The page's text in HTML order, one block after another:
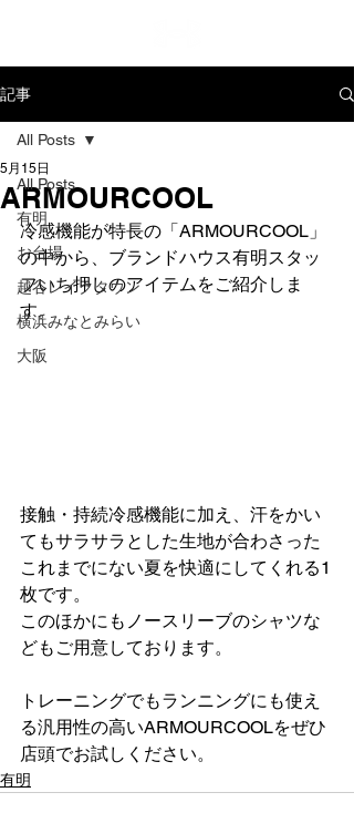
記事
All Posts
有明
お台場
越谷レイクタウン
横浜みなとみらい
大阪
All Posts
ARMOURCOOL
5月15日
冷感機能が特長の「ARMOURCOOL」
の中から、ブランドハウス有明スタッ
フいち押しのアイテムをご紹介しま
す。
接触・持続冷感機能に加え、汗をかい
てもサラサラとした生地が合わさった
これまでにない夏を快適にしてくれる1
枚です。
このほかにもノースリーブのシャツな
どもご用意しております。
トレーニングでもランニングにも使え
る汎用性の高いARMOURCOOLをぜひ
店頭でお試しください。
有明